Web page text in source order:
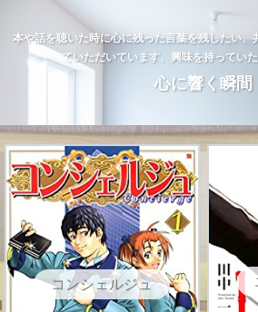
本や話を聴いた時に心に残った言葉を残したい、
ていただいています、興味を持ってい
心に響く瞬間
コンシェルジュ